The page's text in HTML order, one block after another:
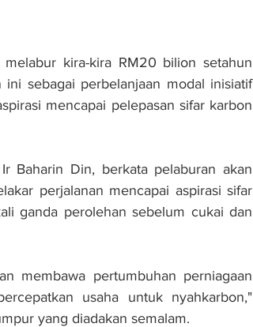
melabur kira-kira RM20 bilion setahun
sebagai perbelanjaan modal inisiatif
mencapai pelepasan sifar karbon
Baharin Din, berkata pelaburan akan
perjalanan mencapai aspirasi sifar
ganda perolehan sebelum cukai dan
membawa pertumbuhan perniagaan
usaha untuk nyahkarbon,"
yang diadakan semalam.